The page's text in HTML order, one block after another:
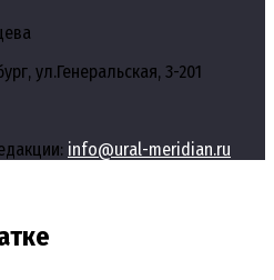
ул.Генеральская, 3-201
info@ural-meridian.ru